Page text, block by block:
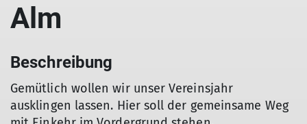
Alm
Beschreibung
Gemütlich wollen wir unser Vereinsjahr
ausklingen lassen. Hier soll der gemeinsame Weg